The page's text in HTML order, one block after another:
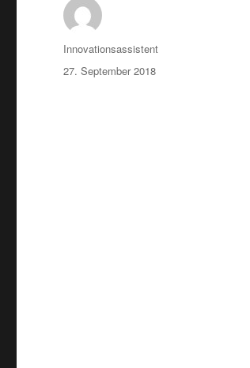
Autor
Innovationsassistent
Veröffentlicht
27. September 2018